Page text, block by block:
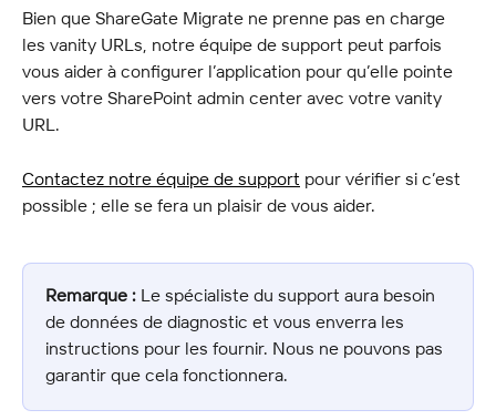
Bien que ShareGate Migrate ne prenne pas en charge
les vanity URLs, notre équipe de support peut parfois
vous aider à configurer l’application pour qu’elle pointe
vers votre SharePoint admin center avec votre vanity
URL.
Contactez notre équipe de support pour vérifier si c’est
possible ; elle se fera un plaisir de vous aider.
Remarque : Le spécialiste du support aura besoin
de données de diagnostic et vous enverra les
instructions pour les fournir. Nous ne pouvons pas
garantir que cela fonctionnera.